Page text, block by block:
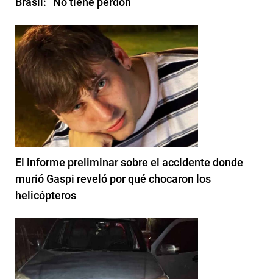
El informe preliminar sobre el accidente donde
murió Gaspi reveló por qué chocaron los
helicópteros